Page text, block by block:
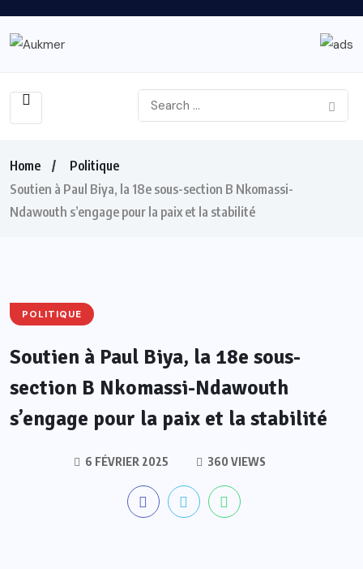
Home
Politique
Soutien à Paul Biya, la 18e sous-section B Nkomassi-
Ndawouth s’engage pour la paix et la stabilité
POLITIQUE
Soutien à Paul Biya, la 18e sous-
section B Nkomassi-Ndawouth
s’engage pour la paix et la stabilité
6 FÉVRIER 2025 360 VIEWS